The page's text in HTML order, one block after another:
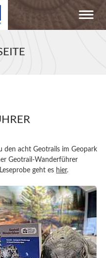
den acht Geotrails im Geopark
Geotrail-Wanderführer
geht es hier.